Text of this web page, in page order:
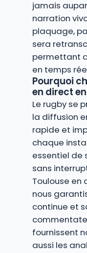
jamais
narration
plaquage,
sera
permettant
en temps
Pourquoi
en direct
Le rugby se
la diffusion
rapide et
chaque
essentiel de
sans
Toulouse en
nous
continue et
fournissent
aussi les